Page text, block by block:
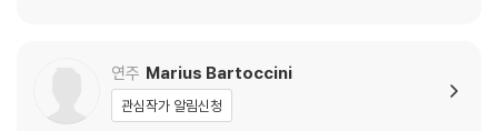
연주 Marius Bartoccini
관심작가 알림신청